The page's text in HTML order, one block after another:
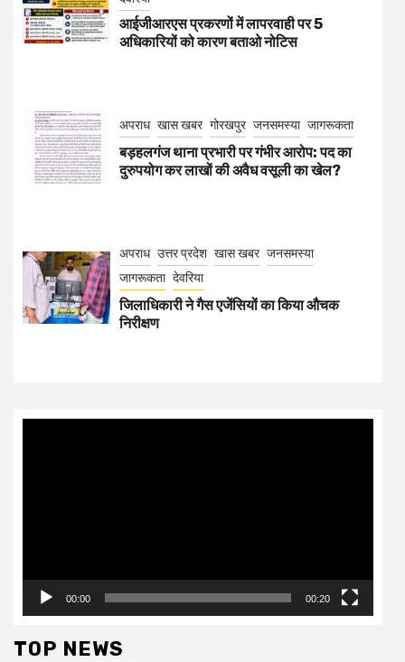
आईजीआरएस प्रकरणों में लापरवाही पर 5
अधिकारियों को कारण बताओ नोटिस
अपराध खास खबर गोरखपुर जनसमस्या जागरूकता
बड़हलगंज थाना प्रभारी पर गंभीर आरोप: पद का
दुरुपयोग कर लाखों की अवैध वसूली का खेल?
अपराध उत्तर प्रदेश खास खबर जनसमस्या
जागरूकता देवरिया
जिलाधिकारी ने गैस एजेंसियों का किया औचक
निरीक्षण
00:00 00:20
TOP NEWS